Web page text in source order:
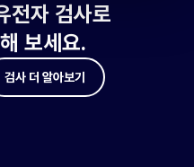
전자 검사로
보세요.
검사 더 알아보기